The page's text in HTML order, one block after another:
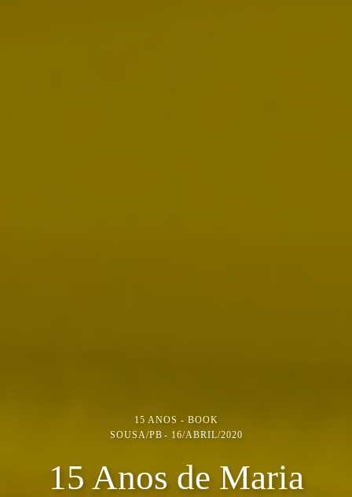
15 ANOS - BOOK
SOUSA/PB
16/ABRIL/2020
15 Anos de Maria